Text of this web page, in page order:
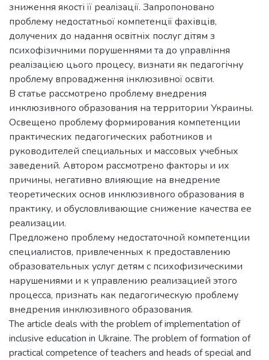
зниження якості її реалізації. Запропоновано
проблему недостатньої компетенції фахівців,
долучених до надання освітніх послуг дітям з
психофізичними порушеннями та до управління
реалізацією цього процесу, визнати як педагогічну
проблему впровадження інклюзивної освіти.
В статье рассмотрено проблему внедрения
инклюзивного образования на территории Украины.
Освещено проблему формирования компетенции
практических педагогических работников и
руководителей специальных и массовых учебных
заведений. Автором рассмотрено факторы и их
причины, негативно влияющие на внедрение
теоретических основ инклюзивного образования в
практику, и обусловливающие снижение качества ее
реализации.
Предложено проблему недостаточной компетенции
специалистов, привлеченных к предоставлению
образовательных услуг детям с психофизическими
нарушениями и к управлению реализацией этого
процесса, признать как педагогическую проблему
внедрения инклюзивного образования.
The article deals with the problem of implementation of
inclusive education in Ukraine. The problem of formation of
practical competence of teachers and heads of special and